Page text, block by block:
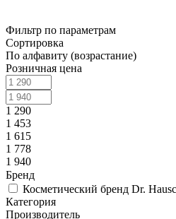
Фильтр по параметрам
Сортировка
По алфавиту (возрастание)
Розничная цена
1 290
1 453
1 615
1 778
1 940
Бренд
Косметический бренд Dr.
Категория
Производитель